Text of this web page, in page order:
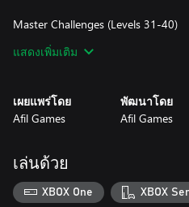
Master Challenges (Levels 31-40)
With engaging visuals and
fitting!
แสดงเพิ่มเติม
เผยแพร่โดย
Afil Games
พัฒนาโดย
Afil Games
เล่นด้วย
XBOX One XBOX